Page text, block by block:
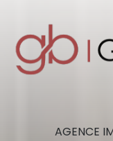
AGENCE